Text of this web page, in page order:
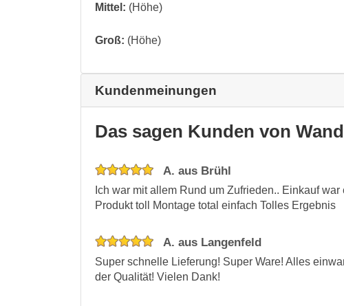
Mittel: (Höhe)
Groß: (Höhe)
Kundenmeinungen
Das sagen Kunden von
A. aus Brühl
Ich war mit allem Rund um Zufrieden.. Einkauf
Produkt toll Montage total einfach Tolles Ergebnis
A. aus Langenfeld
Super schnelle Lieferung! Super Ware! Alles
der Qualität! Vielen Dank!